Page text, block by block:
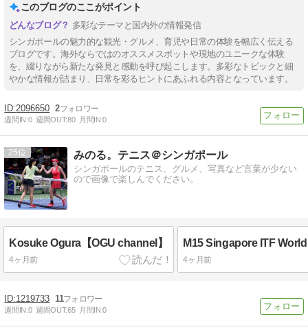
このブログのここがポイント
多彩なテーマと国内外の情報発信
シンガポールの魅力的な観光・グルメ、育児や日常の体験を幅広く伝える
ブログです。海外ならではのオススメスポットや現地のユニークな体験
を、綴りながら新たな発見と感動を呼び起こします。多彩なトピックと細
やかな情報が詰まり、日常を彩るヒントにあふれる内容となっています。
2096650 2
週間IN:0 週間OUT:80 月間IN:0
25 みのる。テニス＠シンガポール
シンガポールのテニス、グルメ、写真など言葉が少ない
ので画像で楽しんでください。
Kosuke Ogura【OGU channel】
4ヶ月前 4ヶ月前
1219733 11
週間IN:0 週間OUT:65 月間IN:0